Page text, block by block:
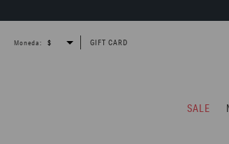
SALE
Moneda: GIFT CARD